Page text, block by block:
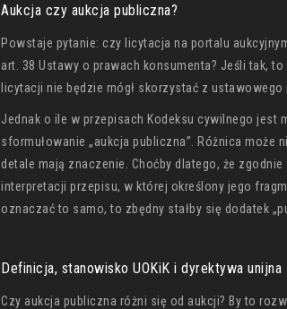
Aukcja czy aukcja publiczna?
Powstaje pytanie: czy licytacja na portalu
art. 38 Ustawy o prawach konsumenta? Jeśli tak,
licytacji nie będzie mógł skorzystać z ustawowego
Jednak o ile w przepisach Kodeksu cywilnego jest
sformułowanie „aukcja publiczna”. Różnica
detale mają znaczenie. Choćby dlatego, że
interpretacji przepisu, w której określony jego
oznaczać to samo, to zbędny stałby się dodatek
Definicja, stanowisko UOKiK i dyrektywa unijna
Czy aukcja publiczna różni się od aukcji? By to